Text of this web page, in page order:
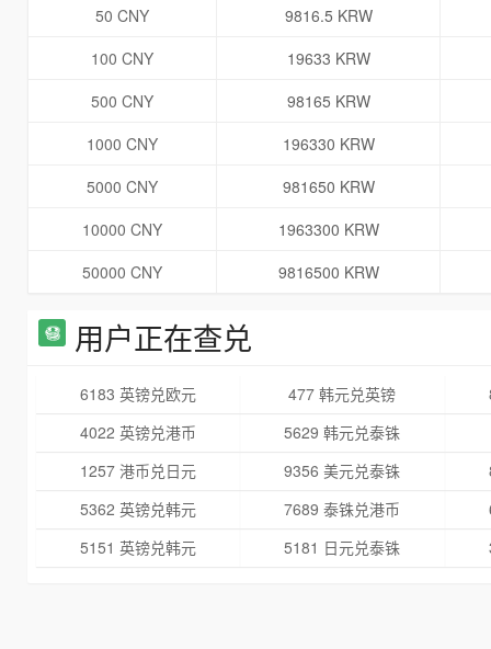
50 CNY
9816.5 KRW
100 CNY
19633 KRW
500 CNY
98165 KRW
1000 CNY
196330 KRW
5000 CNY
981650 KRW
10000 CNY
1963300 KRW
50000 CNY
9816500 KRW
用户正在查兑
6183 英镑兑欧元 477 韩元兑英镑
4022 英镑兑港币
5629 韩元兑泰铢
1257 港币兑日元
9356 美元兑泰铢
5362 英镑兑韩元
7689 泰铢兑港币
5151 英镑兑韩元
5181 日元兑泰铢